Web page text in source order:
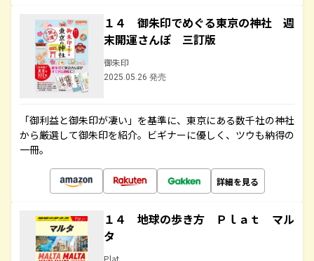
１４ 御朱印でめぐる東京の神社 週
末開運さんぽ 三訂版
御朱印
2025.05.26 発売
「御利益と御朱印が凄い」を基準に、東京にある数千社の神社
から厳選して御朱印を紹介。ビギナーに優しく、ツウも納得の
一冊。
詳細を見る
１４ 地球の歩き方 Ｐｌａｔ マル
タ
Plat